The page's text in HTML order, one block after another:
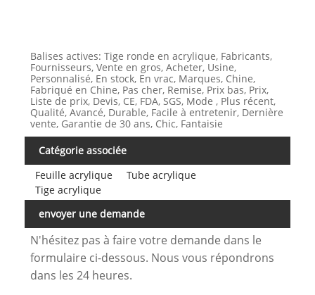
Balises actives: Tige ronde en acrylique, Fabricants,
Fournisseurs, Vente en gros, Acheter, Usine,
Personnalisé, En stock, En vrac, Marques, Chine,
Fabriqué en Chine, Pas cher, Remise, Prix bas, Prix,
Liste de prix, Devis, CE, FDA, SGS, Mode , Plus récent,
Qualité, Avancé, Durable, Facile à entretenir, Dernière
vente, Garantie de 30 ans, Chic, Fantaisie
Catégorie associée
Feuille acrylique
Tube acrylique
Tige acrylique
envoyer une demande
N'hésitez pas à faire votre demande dans le
formulaire ci-dessous. Nous vous répondrons
dans les 24 heures.